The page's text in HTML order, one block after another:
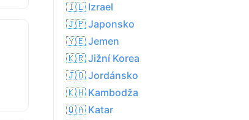
🇮🇱 Izrael
🇯🇵 Japonsko
🇾🇪 Jemen
🇰🇷 Jižní Korea
🇯🇴 Jordánsko
🇰🇭 Kambodža
🇶🇦 Katar